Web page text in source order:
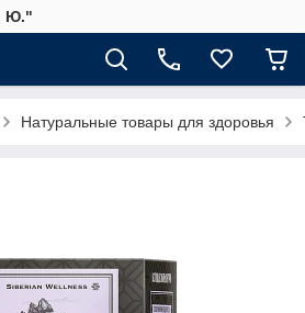
Ю."
Натуральные товары для здоровья